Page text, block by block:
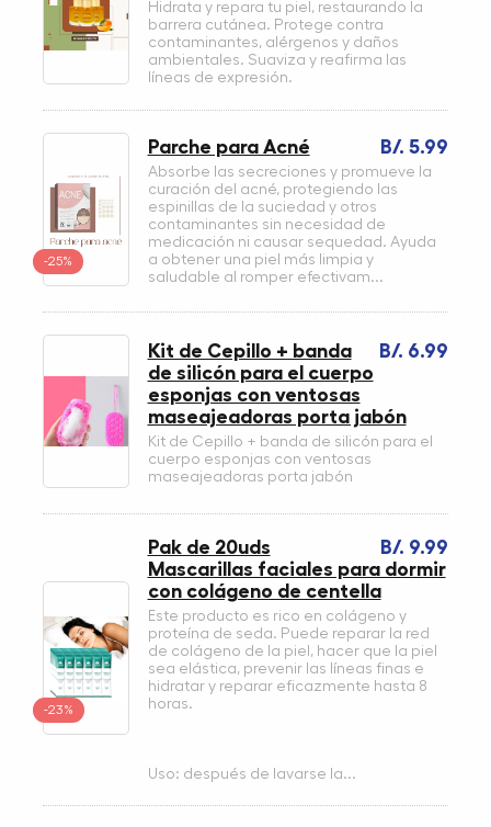
Hidrata y repara tu piel, restaurando la
barrera cutánea. Protege contra
contaminantes, alérgenos y daños
ambientales. Suaviza y reafirma las
líneas de expresión.
-25%
B/. 5.99
Parche para Acné
Absorbe las secreciones y promueve la
curación del acné, protegiendo las
espinillas de la suciedad y otros
contaminantes sin necesidad de
medicación ni causar sequedad. Ayuda
a obtener una piel más limpia y
saludable al romper efectivam...
B/. 6.99
Kit de Cepillo + banda
de silicón para el cuerpo
esponjas con ventosas
maseajeadoras porta jabón
Kit de Cepillo + banda de silicón para el
cuerpo esponjas con ventosas
maseajeadoras porta jabón
-23%
B/. 9.99
Pak de 20uds
Mascarillas faciales para dormir
con colágeno de centella
Este producto es rico en colágeno y
proteína de seda. Puede reparar la red
de colágeno de la piel, hacer que la piel
sea elástica, prevenir las líneas finas e
hidratar y reparar eficazmente hasta 8
horas.
Uso: después de lavarse la...